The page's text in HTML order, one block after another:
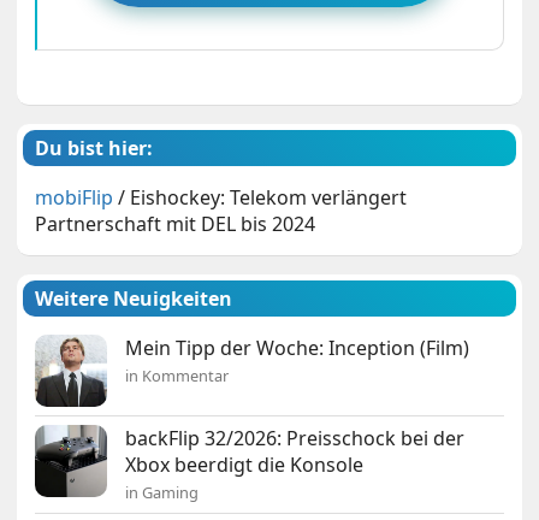
Du bist hier:
mobiFlip / Eishockey: Telekom verlängert
Partnerschaft mit DEL bis 2024
Weitere Neuigkeiten
Mein Tipp der Woche: Inception (Film)
in Kommentar
backFlip 32/2026: Preisschock bei der
Xbox beerdigt die Konsole
in Gaming